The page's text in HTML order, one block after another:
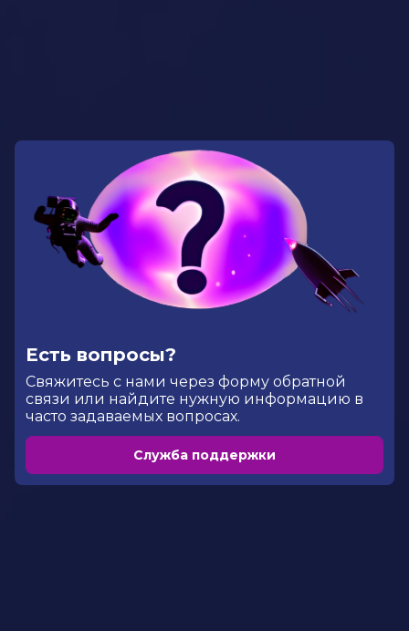
Есть вопросы?
Cвяжитесь с нами через форму обратной
связи или найдите нужную информацию в
часто задаваемых вопросах.
Служба поддержки